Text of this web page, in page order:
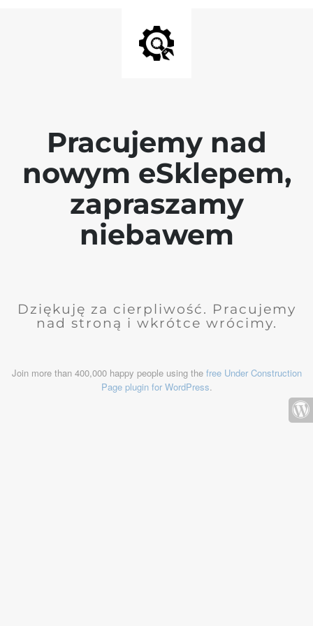
Pracujemy nad
nowym eSklepem,
zapraszamy
niebawem
Dziękuję za cierpliwość. Pracujemy
nad stroną i wkrótce wrócimy.
Join more than 400,000 happy people using the free Under Construction
Page plugin for WordPress.